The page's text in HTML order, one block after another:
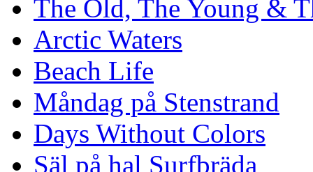
The Old, The Young &
Arctic Waters
Beach Life
Måndag på Stenstrand
Days Without Colors
Säl på hal Surfbräda